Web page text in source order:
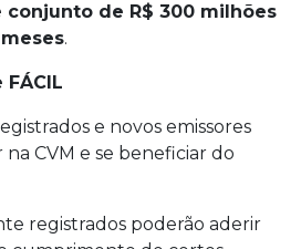
conjunto de R$ 300 milhões
.
e novos emissores
CVM e se beneficiar do
registrados poderão aderir